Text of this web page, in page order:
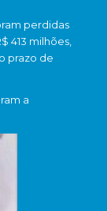
perdidas
413 milhões,
prazo de
a